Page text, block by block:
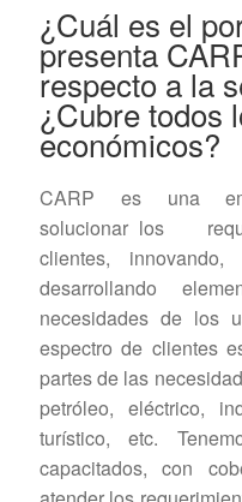
¿Cuál es el
presenta
respecto a la
¿Cubre todos
económicos?
CARP es una
solucionar los
clientes, innovando,
desarrollando
necesidades de los
espectro de clientes
partes de las
petróleo, eléctrico,
turístico, etc.
capacitados, con